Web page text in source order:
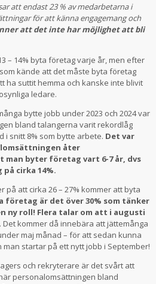
att endast 23 % av medarbetarna i
för att känna engagemang och
att det inte har möjlighet att bli
– 14% byta företag varje år, men efter
kände att det måste byta företag
ha suttit hemma och kanske inte blivit
ledare.
bytte jobb under 2023 och 2024 var
bland talangerna varit rekordlåg
i snitt 8% som bytte arbete. Det var
åter
man byter företag vart 6-7 år, dvs
cirka 14%.
på att cirka 26 – 27% kommer att byta
företag är det över 30% som tänker
ny roll! Flera talar om att i augusti
Det kommer då innebära att jättemånga
maj månad – för att sedan kunna
startar på ett nytt jobb i September!
och rekryterare är det svårt att
personalomsättningen bland